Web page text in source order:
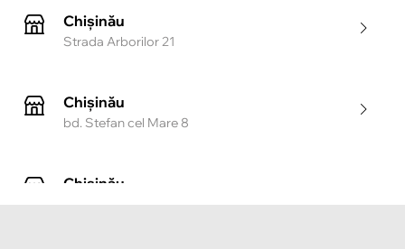
Chișinău
Strada Arborilor 21
Chișinău
bd. Stefan cel Mare 8
Chișinău